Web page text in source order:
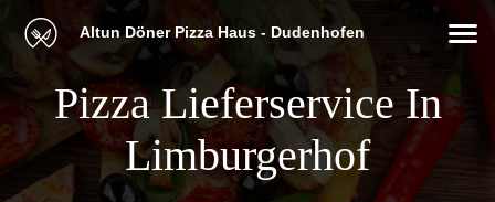
Altun Döner Pizza Haus - Dudenhofen
Pizza Lieferservice In
Limburgerhof